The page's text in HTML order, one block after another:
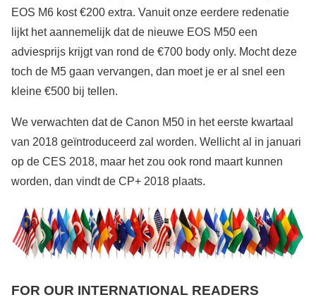
EOS M6 kost €200 extra. Vanuit onze eerdere redenatie
lijkt het aannemelijk dat de nieuwe EOS M50 een
adviesprijs krijgt van rond de €700 body only. Mocht deze
toch de M5 gaan vervangen, dan moet je er al snel een
kleine €500 bij tellen.
We verwachten dat de Canon M50 in het eerste kwartaal
van 2018 geïntroduceerd zal worden. Wellicht al in januari
op de CES 2018, maar het zou ook rond maart kunnen
worden, dan vindt de CP+ 2018 plaats.
FOR OUR INTERNATIONAL READERS